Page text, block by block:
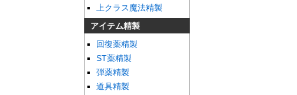
上クラス魔法精製
アイテム精製
回復薬精製
ST薬精製
弾薬精製
道具精製